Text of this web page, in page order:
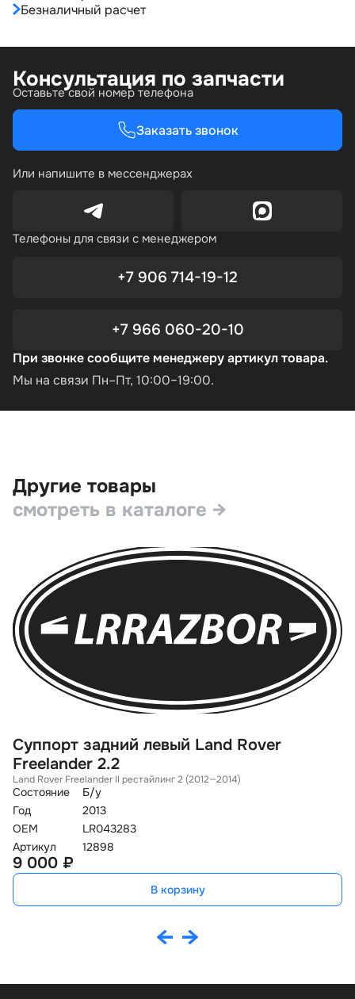
Безналичный расчет
Консультация по запчасти
Оставьте свой номер телефона
Заказать звонок
Или напишите в мессенджерах
Телефоны для связи с менеджером
+7 906 714-19-12
+7 966 060-20-10
При звонке сообщите менеджеру артикул товара.
Мы на связи Пн–Пт, 10:00–19:00.
Другие товары
смотреть в каталоге →
Суппорт задний левый Land Rover
Freelander 2.2
Land Rover Freelander II рестайлинг 2 (2012—2014)
Состояние
Б/у
Год
2013
OEM
LR043283
Артикул
12898
9 000 ₽
В корзину